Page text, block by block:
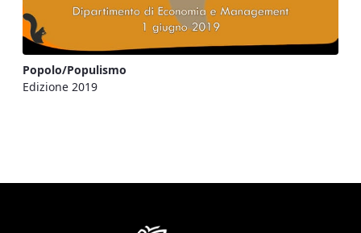
Popolo/Populismo
Edizione 2019